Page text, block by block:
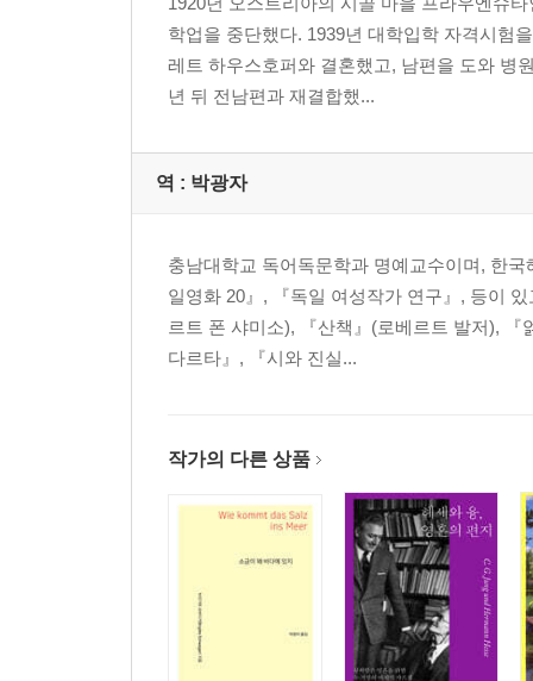
학업을 중단했다. 1939년 대학입학 자격시험
레트 하우스호퍼와 결혼했고, 남편을 도와 병
년 뒤 전남편과 재결합했...
역 : 박광자
충남대학교 독어독문학과 명예교수이며, 한
일영화 20』, 『독일 여성작가 연구』, 등이
르트 폰 샤미소), 『산책』(로베르트 발저),
다르타』, 『시와 진실...
작가의 다른 상품